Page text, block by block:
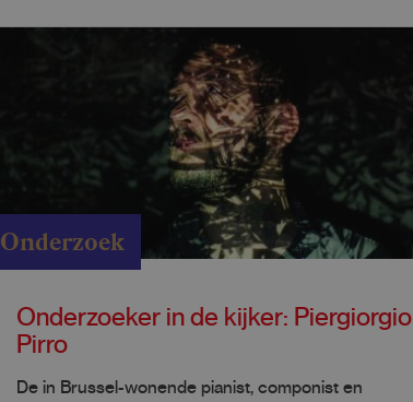
Onderzoek
Onderzoeker in de kijker: Piergiorgio
Pirro
De in Brussel-wonende pianist, componist en